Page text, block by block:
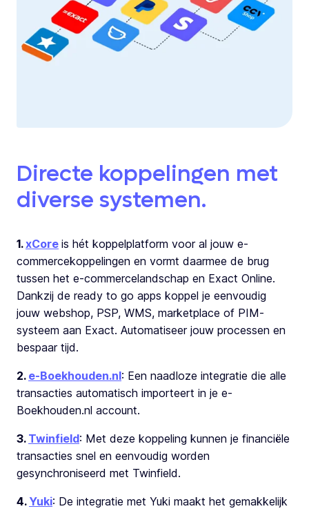
Directe koppelingen met
diverse systemen.
1.xCore is hét koppelplatform voor al jouw e-
commercekoppelingen en vormt daarmee de brug
tussen het e-commercelandschap en Exact Online.
Dankzij de ready to go apps koppel je eenvoudig
jouw webshop, PSP, WMS, marketplace of PIM-
systeem aan Exact. Automatiseer jouw processen en
bespaar tijd.
2. e-Boekhouden.nl: Een naadloze integratie die alle
transacties automatisch importeert in je e-
Boekhouden.nl account.
3. Twinfield: Met deze koppeling kunnen je financiële
transacties snel en eenvoudig worden
gesynchroniseerd met Twinfield.
4. Yuki: De integratie met Yuki maakt het gemakkelijk